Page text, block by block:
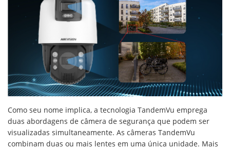
Como seu nome implica, a tecnologia TandemVu emprega
duas abordagens de câmera de segurança que podem ser
visualizadas simultaneamente. As câmeras TandemVu
combinam duas ou mais lentes em uma única unidade. Mais